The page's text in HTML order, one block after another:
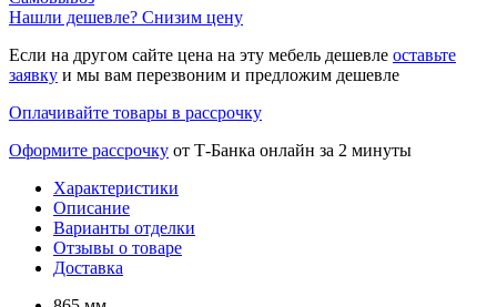
Нашли дешевле? Снизим цену
Если на другом сайте цена на эту мебель дешевле оставьте
заявку и мы вам перезвоним и предложим дешевле
Оплачивайте товары в рассрочку
Оформите рассрочку от Т-Банка онлайн за 2 минуты
Характеристики
Описание
Варианты отделки
Отзывы о товаре
Доставка